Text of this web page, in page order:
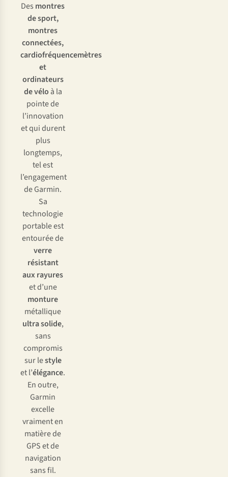
Des montres
de sport,
montres
connectées,
cardiofréquencemètres
et
ordinateurs
de vélo à la
pointe de
l’innovation
et qui durent
plus
longtemps,
tel est
l’engagement
de Garmin.
Sa
technologie
portable est
entourée de
verre
résistant
aux rayures
et d’une
monture
métallique
ultra solide,
sans
compromis
sur lestyle
et l’élégance.
En outre,
Garmin
excelle
vraiment en
matière de
GPS et de
navigation
sans fil.